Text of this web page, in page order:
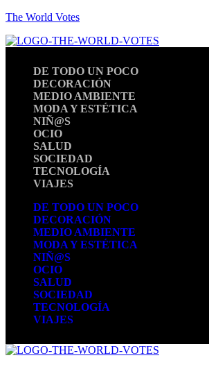
The World Votes
DE TODO UN POCO
DECORACIÓN
MEDIO AMBIENTE
MODA Y ESTÉTICA
NIÑ@S
OCIO
SALUD
SOCIEDAD
TECNOLOGÍA
VIAJES
DE TODO UN POCO
DECORACIÓN
MEDIO AMBIENTE
MODA Y ESTÉTICA
NIÑ@S
OCIO
SALUD
SOCIEDAD
TECNOLOGÍA
VIAJES